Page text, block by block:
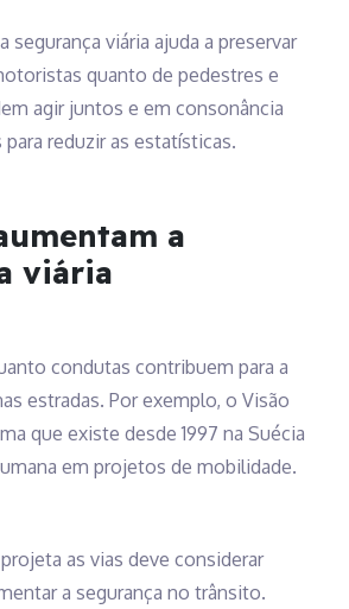
segurança viária ajuda a preservar
quanto de pedestres e
agir juntos e em consonância
reduzir as estatísticas.
a
viária
condutas contribuem para a
estradas. Por exemplo, o Visão
que existe desde 1997 na Suécia
em projetos de mobilidade.
as vias deve considerar
a segurança no trânsito.